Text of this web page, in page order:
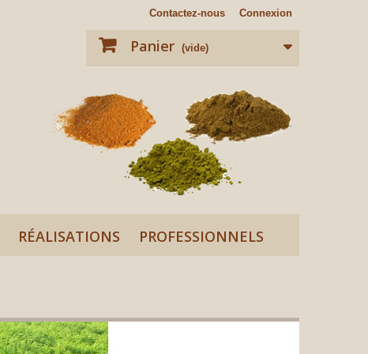
Connexion
Contactez-nous
Panier (vide)
RÉALISATIONS PROFESSIONNELS